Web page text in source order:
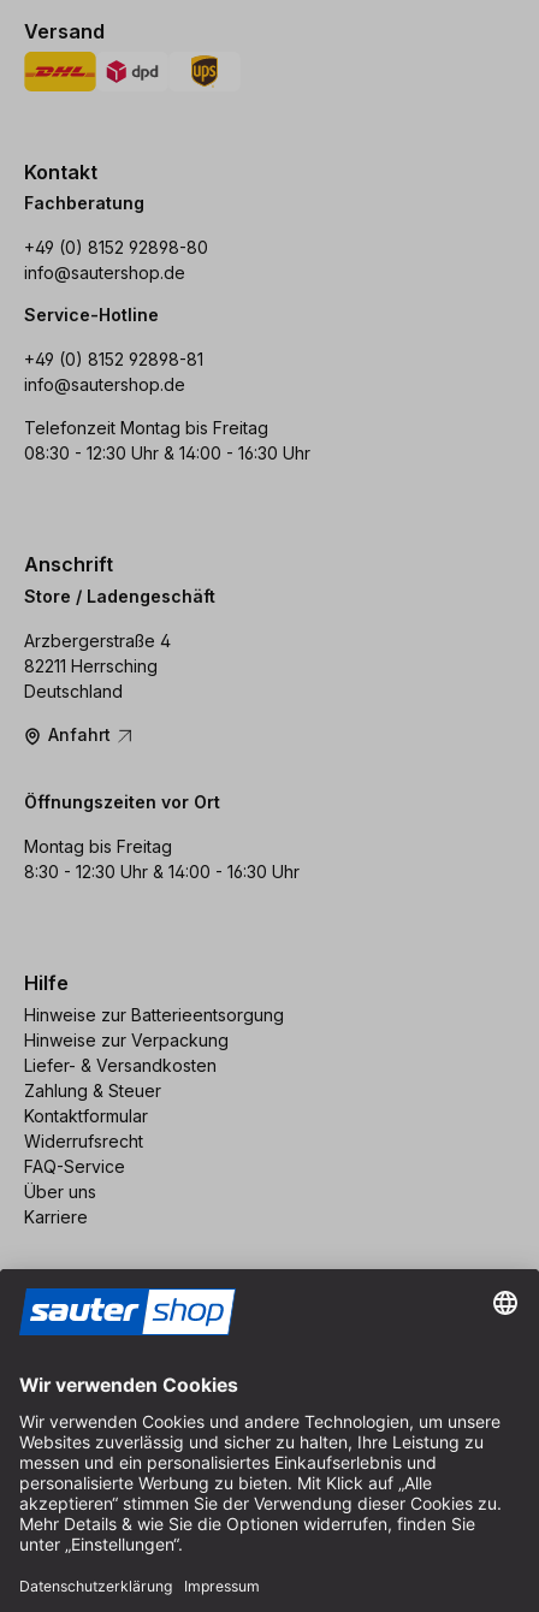
Versand
Kontakt
Fachberatung
+49 (0) 8152 92898-80
info@sautershop.de
Service-Hotline
+49 (0) 8152 92898-81
info@sautershop.de
Telefonzeit Montag bis Freitag
08:30 - 12:30 Uhr & 14:00 - 16:30 Uhr
Anschrift
Store / Ladengeschäft
Arzbergerstraße 4
82211 Herrsching
Deutschland
Anfahrt
Öffnungszeiten vor Ort
Montag bis Freitag
8:30 - 12:30 Uhr & 14:00 - 16:30 Uhr
Hilfe
Hinweise zur Batterieentsorgung
Hinweise zur Verpackung
Liefer- & Versandkosten
Zahlung & Steuer
Kontaktformular
Widerrufsrecht
FAQ-Service
Über uns
Karriere
Impressum
AGB
Datenschutz
Cookie-Einstellungen
© 2026 sauter GmbH